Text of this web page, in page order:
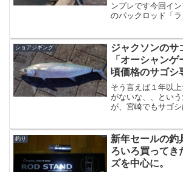
ンプレです今回イ
のパックロッド「
本しか持ってないん
本はオフショア用...
ショアジギング
ジャクソンのサ
「オーシャン
頃価格のサゴシ
そう言えば１年以
がないな、、とい
が、宮崎でもサゴシ
る「ブラックスタ
ション S78」と「...
釣り
新年セールの釣
ろいろ買ってき
ズを中心に。